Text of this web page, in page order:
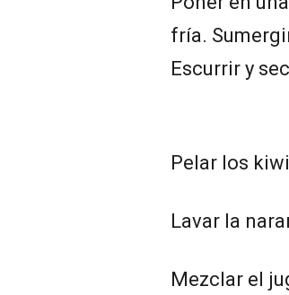
fría.
Escurrir y
Pelar los
Lavar la
Mezclar el